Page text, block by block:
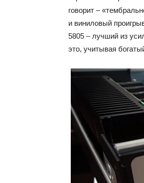
говорит –
и виниловый
5805 – лучший из
это, учитывая